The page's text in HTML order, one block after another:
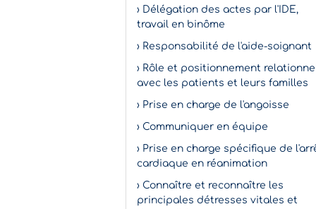
› Délégation des actes par l'IDE,
travail en binôme
› Responsabilité de l'aide-soignant
› Rôle et positionnement
avec les patients et leurs familles
› Prise en charge de l'angoisse
› Communiquer en équipe
› Prise en charge spécifique de
cardiaque en réanimation
› Connaître et reconnaître les
principales détresses vitales et